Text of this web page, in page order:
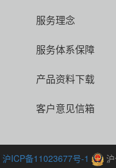
服务理念
服务体系保障
产品资料下载
客户意见信箱
沪ICP备11023677号-1